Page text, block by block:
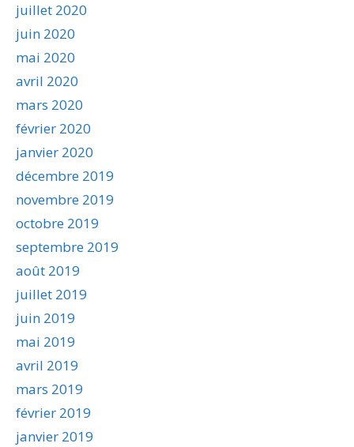
juillet 2020
juin 2020
mai 2020
avril 2020
mars 2020
février 2020
janvier 2020
décembre 2019
novembre 2019
octobre 2019
septembre 2019
août 2019
juillet 2019
juin 2019
mai 2019
avril 2019
mars 2019
février 2019
janvier 2019